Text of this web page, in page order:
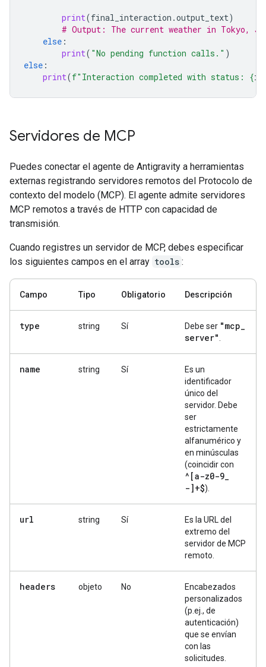
print(final_interaction .output_text)
# Output: The current weather in Tokyo,
else :
print( "No pending function calls." )
else :
print(f"Interaction completed with status: {
Servidores de MCP
Puedes conectar el agente de Antigravity a herramientas
externas registrando servidores remotos del Protocolo de
contexto del modelo (MCP). El agente admite servidores
MCP remotos a través de HTTP con capacidad de
transmisión.
Cuando registres un servidor de MCP, debes especificar
los siguientes campos en el array tools :
Campo Tipo Obligatorio Descripción
type string Sí Debe ser "mcp_
server"
name string Sí
Es un
identificador
único del
servidor. Debe
ser
estrictamente
alfanumérico y
en minúsculas
(coincidir con
^[a-z0-9_
-]+$).
url string Sí
Es la URL del
extremo del
servidor de MCP
remoto.
headers objeto No
Encabezados
personalizados
(p.ej., de
autenticación)
que se envían
con las
solicitudes.